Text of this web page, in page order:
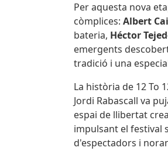
Per aquesta nova
còmplices: Albert
bateria, Héctor
emergents
tradició i una
La història de 12 To
Jordi Rabascall va
espai de llibertat
impulsant el festival
d'espectadors i